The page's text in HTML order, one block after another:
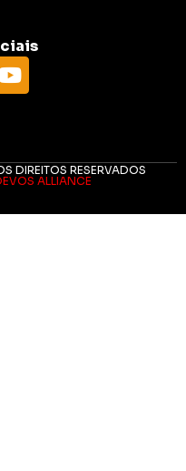
DIREITOS RESERVADOS
ALLIANCE